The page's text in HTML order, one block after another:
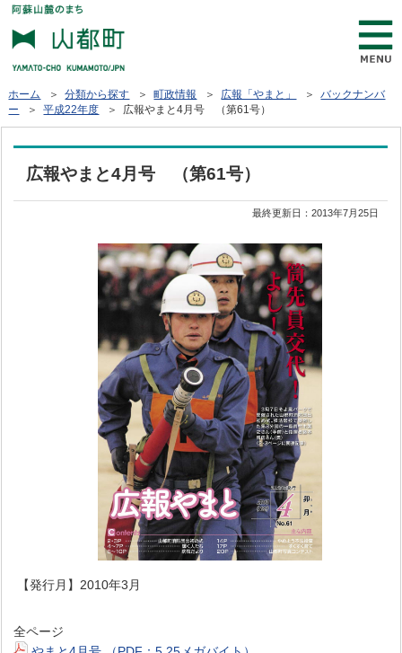
ホーム ＞分類から探す ＞町政情報 ＞ 広報「やまと」 ＞バックナンバ
ー
＞平成22年度 ＞ 広報やまと4月号 （第61号）
広報やまと4月号 （第61号）
最終更新日：2013年7月25日
【発行月】2010年3月
全ページ